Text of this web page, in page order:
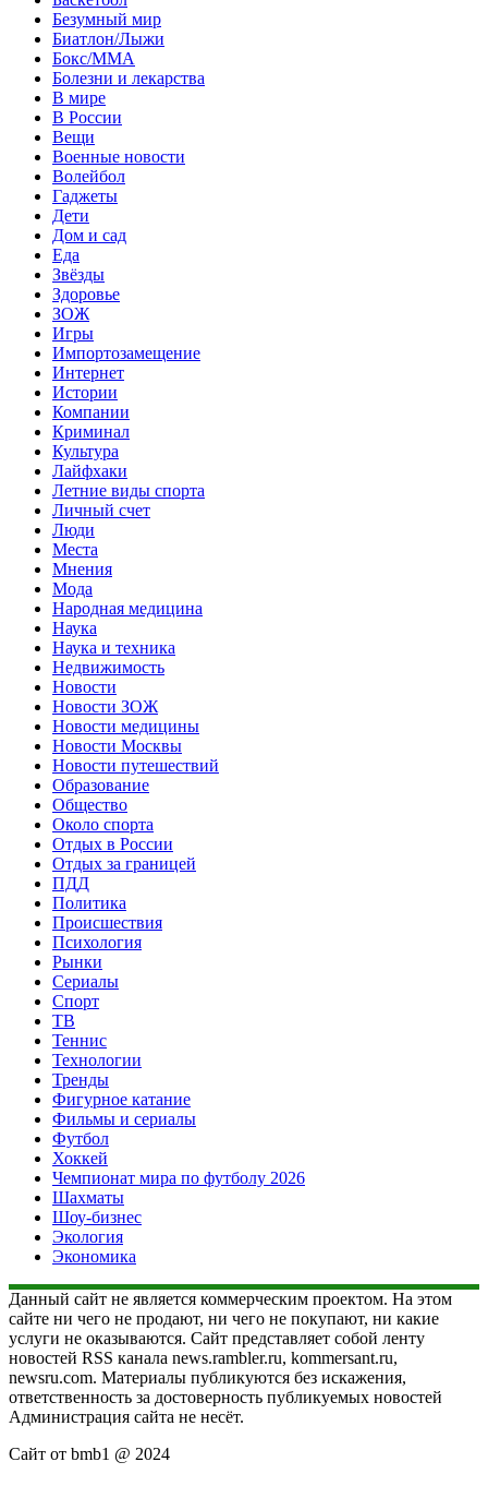
Безумный мир
Биатлон/Лыжи
Бокс/MMA
Болезни и лекарства
В мире
В России
Вещи
Военные новости
Волейбол
Гаджеты
Дети
Дом и сад
Еда
Звёзды
Здоровье
ЗОЖ
Игры
Импортозамещение
Интернет
Истории
Компании
Криминал
Культура
Лайфхаки
Летние виды спорта
Личный счет
Люди
Места
Мнения
Мода
Народная медицина
Наука
Наука и техника
Недвижимость
Новости
Новости ЗОЖ
Новости медицины
Новости Москвы
Новости путешествий
Образование
Общество
Около спорта
Отдых в России
Отдых за границей
ПДД
Политика
Происшествия
Психология
Рынки
Сериалы
Спорт
ТВ
Теннис
Технологии
Тренды
Фигурное катание
Фильмы и сериалы
Футбол
Хоккей
Чемпионат мира по футболу 2026
Шахматы
Шоу-бизнес
Экология
Экономика
Данный сайт не является коммерческим проектом. На этом
сайте ни чего не продают, ни чего не покупают, ни какие
услуги не оказываются. Сайт представляет собой ленту
новостей RSS канала news.rambler.ru, kommersant.ru,
newsru.com. Материалы публикуются без искажения,
ответственность за достоверность публикуемых новостей
Администрация сайта не несёт.
Сайт от bmb1 @ 2024